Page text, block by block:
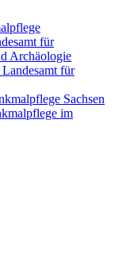
für
Archäologie
Landesamt für
Sachsen
im